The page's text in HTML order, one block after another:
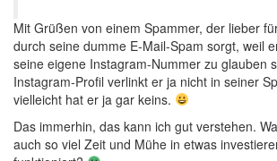
Mit Grüßen von einem Spammer, der lieber
durch seine dumme E-Mail-Spam sorgt, weil
seine eigene Instagram-Nummer zu glauben
Instagram-Profil verlinkt er ja nicht in seiner
vielleicht hat er ja gar keins.
Das immerhin, das kann ich gut verstehen.
auch so viel Zeit und Mühe in etwas